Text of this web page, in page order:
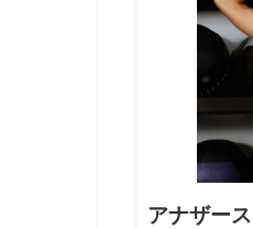
アナザー